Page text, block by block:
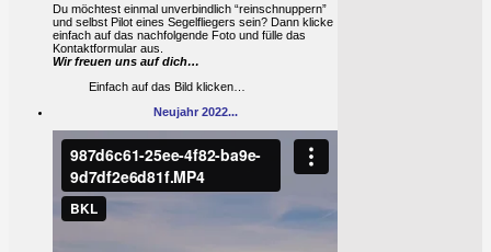
Du möchtest einmal unverbindlich “reinschnuppern”
und selbst Pilot eines Segelfliegers sein? Dann klicke
einfach auf das nachfolgende Foto und fülle das
Kontaktformular aus.
Wir freuen uns auf dich…
Einfach auf das Bild klicken…
Neujahr 2022...